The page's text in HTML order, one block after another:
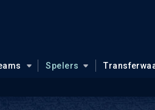
Spelers